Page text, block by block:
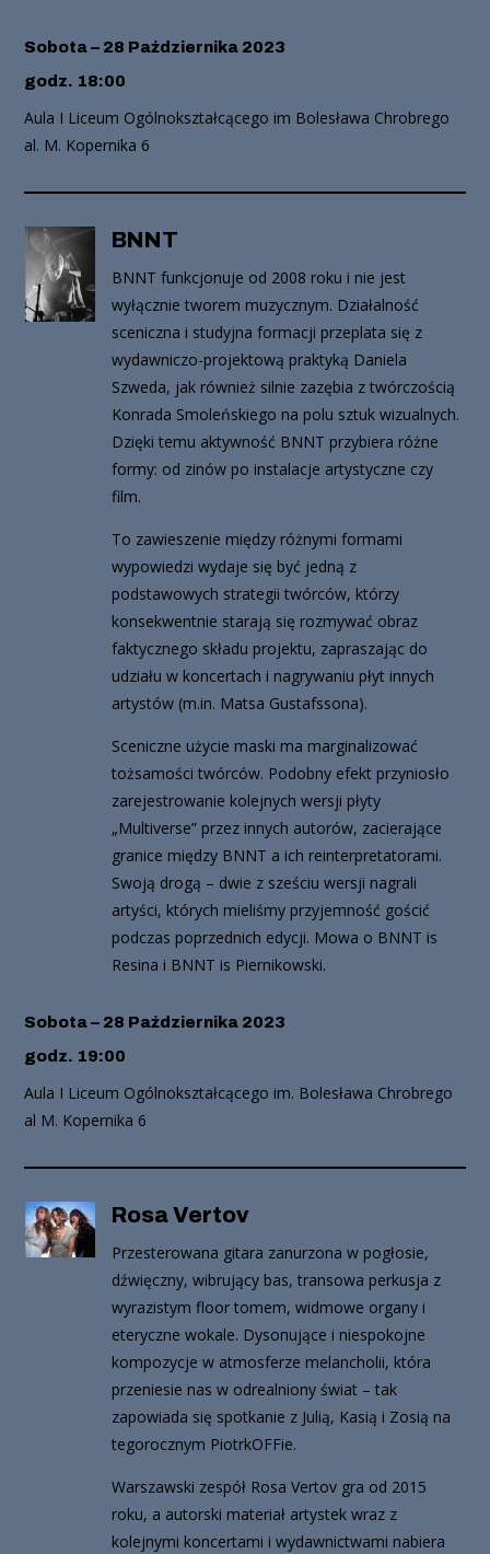
Sobota – 28 Października 2023
godz. 18:00
Aula I Liceum Ogólnokształcącego im Bolesława Chrobrego
al. M. Kopernika 6
BNNT
BNNT funkcjonuje od 2008 roku i nie jest
wyłącznie tworem muzycznym. Działalność
sceniczna i studyjna formacji przeplata się z
wydawniczo-projektową praktyką Daniela
Szweda, jak również silnie zazębia z twórczością
Konrada Smoleńskiego na polu sztuk wizualnych.
Dzięki temu aktywność BNNT przybiera różne
formy: od zinów po instalacje artystyczne czy
film.
To zawieszenie między różnymi formami
wypowiedzi wydaje się być jedną z
podstawowych strategii twórców, którzy
konsekwentnie starają się rozmywać obraz
faktycznego składu projektu, zapraszając do
udziału w koncertach i nagrywaniu płyt innych
artystów (m.in. Matsa Gustafssona).
Sceniczne użycie maski ma marginalizować
tożsamości twórców. Podobny efekt przyniosło
zarejestrowanie kolejnych wersji płyty
„Multiverse” przez innych autorów, zacierające
granice między BNNT a ich reinterpretatorami.
Swoją drogą – dwie z sześciu wersji nagrali
artyści, których mieliśmy przyjemność gościć
podczas poprzednich edycji. Mowa o BNNT is
Resina i BNNT is Piernikowski.
Sobota – 28 Października 2023
godz. 19:00
Aula I Liceum Ogólnokształcącego im. Bolesława Chrobrego
al M. Kopernika 6
Rosa Vertov
Przesterowana gitara zanurzona w pogłosie,
dźwięczny, wibrujący bas, transowa perkusja z
wyrazistym floor tomem, widmowe organy i
eteryczne wokale. Dysonujące i niespokojne
kompozycje w atmosferze melancholii, która
przeniesie nas w odrealniony świat – tak
zapowiada się spotkanie z Julią, Kasią i Zosią na
tegorocznym PiotrkOFFie.
Warszawski zespół Rosa Vertov gra od 2015
roku, a autorski materiał artystek wraz z
kolejnymi koncertami i wydawnictwami nabiera